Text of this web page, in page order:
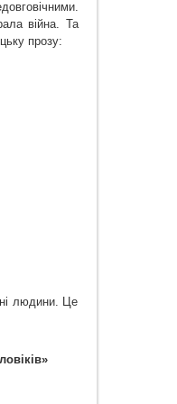
війна. Та
прозу:
людини. Це